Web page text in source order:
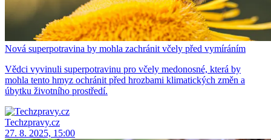
Nová superpotravina by mohla zachránit včely před vymíráním
Vědci vyvinuli superpotravinu pro včely medonosné, která by
mohla tento hmyz ochránit před hrozbami klimatických změn a
úbytku životního prostředí.
Techzpravy.cz
27. 8. 2025, 15:00